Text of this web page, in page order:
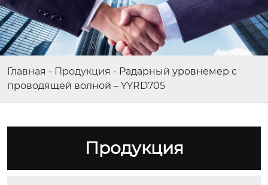
Главная - Продукция - Радарный уровнемер с
проводящей волной – YYRD705
Продукция